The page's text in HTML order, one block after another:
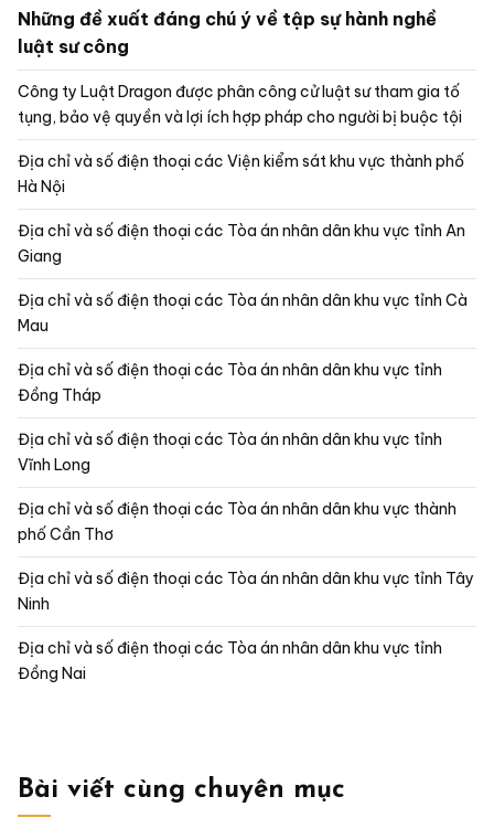
Những đề xuất đáng chú ý về tập sự hành nghề
luật sư công
Công ty Luật Dragon được phân công cử luật sư tham gia tố
tụng, bảo vệ quyền và lợi ích hợp pháp cho người bị buộc tội
Địa chỉ và số điện thoại các Viện kiểm sát khu vực thành phố
Hà Nội
Địa chỉ và số điện thoại các Tòa án nhân dân khu vực tỉnh An
Giang
Địa chỉ và số điện thoại các Tòa án nhân dân khu vực tỉnh Cà
Mau
Địa chỉ và số điện thoại các Tòa án nhân dân khu vực tỉnh
Đồng Tháp
Địa chỉ và số điện thoại các Tòa án nhân dân khu vực tỉnh
Vĩnh Long
Địa chỉ và số điện thoại các Tòa án nhân dân khu vực thành
phố Cần Thơ
Địa chỉ và số điện thoại các Tòa án nhân dân khu vực tỉnh Tây
Ninh
Địa chỉ và số điện thoại các Tòa án nhân dân khu vực tỉnh
Đồng Nai
Bài viết cùng chuyên mục